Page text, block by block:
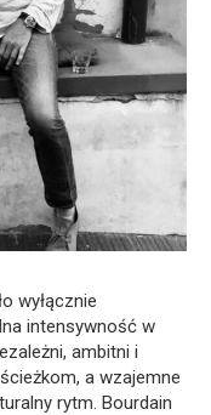
wyłącznie
intensywność w
ambitni i
a wzajemne
rytm. Bourdain